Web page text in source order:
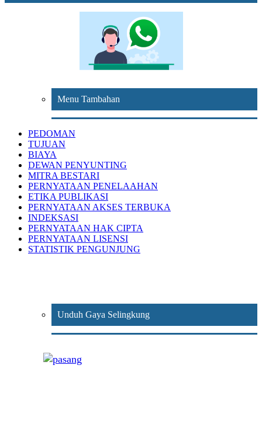
Menu Tambahan
PEDOMAN
TUJUAN
BIAYA
DEWAN PENYUNTING
MITRA BESTARI
PERNYATAAN PENELAAHAN
ETIKA PUBLIKASI
PERNYATAAN AKSES TERBUKA
INDEKSASI
PERNYATAAN HAK CIPTA
PERNYATAAN LISENSI
STATISTIK PENGUNJUNG
Unduh Gaya Selingkung